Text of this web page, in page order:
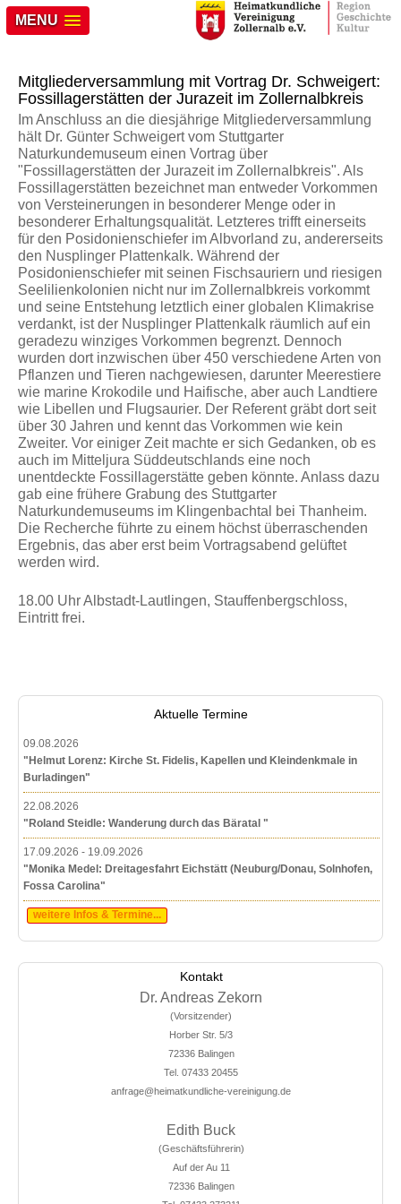
MENU
Mitgliederversammlung mit Vortrag Dr. Schweigert:
Fossillagerstätten der Jurazeit im Zollernalbkreis
Im Anschluss an die diesjährige Mitgliederversammlung
hält Dr. Günter Schweigert vom Stuttgarter
Naturkundemuseum einen Vortrag über
"Fossillagerstätten der Jurazeit im Zollernalbkreis". Als
Fossillagerstätten bezeichnet man entweder Vorkommen
von Versteinerungen in besonderer Menge oder in
besonderer Erhaltungsqualität. Letzteres trifft einerseits
für den Posidonienschiefer im Albvorland zu, andererseits
den Nusplinger Plattenkalk. Während der
Posidonienschiefer mit seinen Fischsauriern und riesigen
Seelilienkolonien nicht nur im Zollernalbkreis vorkommt
und seine Entstehung letztlich einer globalen Klimakrise
verdankt, ist der Nusplinger Plattenkalk räumlich auf ein
geradezu winziges Vorkommen begrenzt. Dennoch
wurden dort inzwischen über 450 verschiedene Arten von
Pflanzen und Tieren nachgewiesen, darunter Meerestiere
wie marine Krokodile und Haifische, aber auch Landtiere
wie Libellen und Flugsaurier. Der Referent gräbt dort seit
über 30 Jahren und kennt das Vorkommen wie kein
Zweiter. Vor einiger Zeit machte er sich Gedanken, ob es
auch im Mitteljura Süddeutschlands eine noch
unentdeckte Fossillagerstätte geben könnte. Anlass dazu
gab eine frühere Grabung des Stuttgarter
Naturkundemuseums im Klingenbachtal bei Thanheim.
Die Recherche führte zu einem höchst überraschenden
Ergebnis, das aber erst beim Vortragsabend gelüftet
werden wird.
18.00 Uhr Albstadt-Lautlingen, Stauffenbergschloss,
Eintritt frei.
Aktuelle Termine
09.08.2026
"Helmut Lorenz: Kirche St. Fidelis, Kapellen und Kleindenkmale in
Burladingen"
22.08.2026
"Roland Steidle: Wanderung durch das Bäratal "
17.09.2026 - 19.09.2026
"Monika Medel: Dreitagesfahrt Eichstätt (Neuburg/Donau, Solnhofen,
Fossa Carolina"
weitere Infos & Termine...
Kontakt
Dr. Andreas Zekorn
(Vorsitzender)
Horber Str. 5/3
72336 Balingen
Tel. 07433 20455
anfrage@heimatkundliche-vereinigung.de
Edith Buck
(Geschäftsführerin)
Auf der Au 11
72336 Balingen